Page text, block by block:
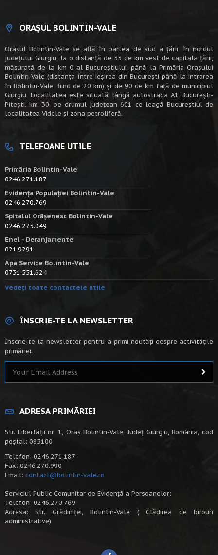
ORAȘUL BOLINTIN-VALE
Oraşul Bolintin-Vale se află în partea de sud a ţării, în nordul
judeţului Giurgiu, la o distanţă de 33 de km vest de capitala țării,
măsurată de la km 0 al Bucureștiului, până la Primăria Orașului
Bolintin-Vale (distanța între ieșirea din București până la intrarea
în Bolintin-Vale, fiind de 20 km) şi de 90 de km faţă de municipiul
Giurgiu. Localitatea este situată lângă autostrada A1 Bucureşti-
Piteşti, km 30, pe drumul judeţean 601 ce leagă Bucureştiul de
localitatea Videle şi zona petroliferă.
TELEFOANE UTILE
Primăria Bolintin-Vale
0246.271.187
Evidența Populației Bolintin-Vale
0246.270.769
Spitalul Orășenesc Bolintin-Vale
0246.273.049
Enel - Deranjamente
021.9291
Apa Service Bolintin-Vale
0731.551.624
Vedeți toate contactele utile
ÎNSCRIE-TE LA NEWSLETTER
Înscrie-te la newsletter pentru a primi noutăți despre activitățile
primăriei.
ADRESA PRIMĂRIEI
Str. Libertății nr. 1, Oraș Bolintin-Vale, Județ Giurgiu, România, cod
poștal: 085100
Telefon: 0246.271.187
Fax: 0246.270.990
Email: contact@bolintin-vale.ro
Serviciul Public Comunitar de Evidență a Persoanelor:
Telefon: 0246.270.769
Adresa: Str. Grădiniței, Bolintin-Vale ( Clădirea de birouri
administrative)